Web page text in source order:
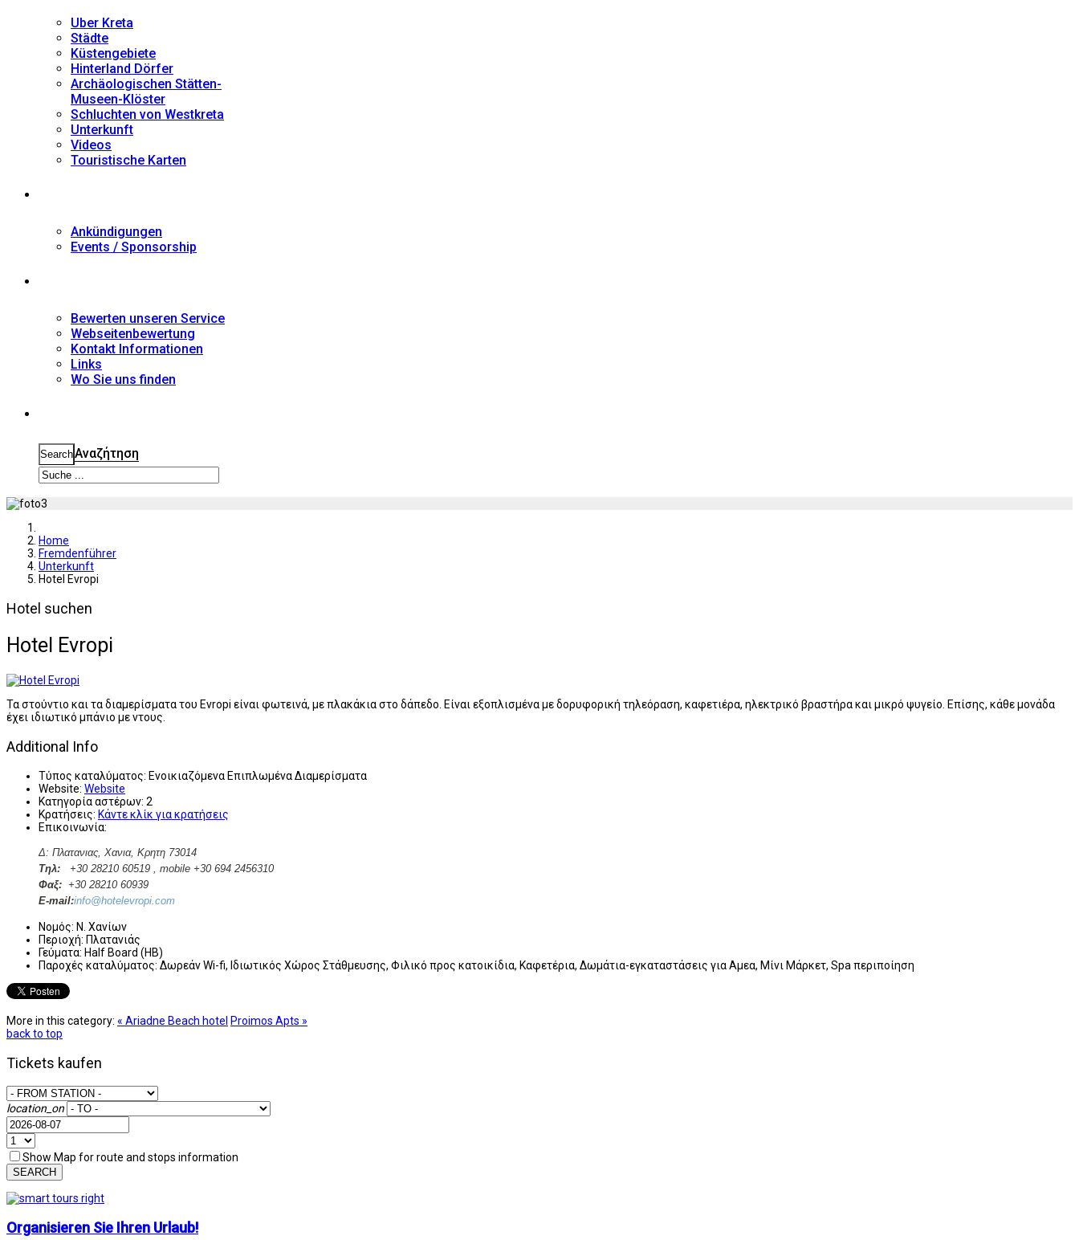
Uber Kreta
Städte
Küstengebiete
Hinterland Dörfer
Archäologischen Stätten-
Museen-Klöster
Schluchten von Westkreta
Unterkunft
Videos
Touristische Karten
Ankündigungen
Events / Sponsorship
Bewerten unseren Service
Webseitenbewertung
Kontakt Informationen
Links
Wo Sie uns finden
SearchΑναζήτηση
Home
Fremdenführer
Unterkunft
Hotel Evropi
Hotel suchen
Hotel Evropi
Τα στούντιο και τα διαμερίσματα του Evropi είναι φωτεινά, με πλακάκια στο δάπεδο. Είναι εξοπλισμένα με δορυφορική τηλεόραση, καφετιέρα, ηλεκτρικό βραστήρα και μικρό ψυγείο. Επίσης, κάθε μονάδα
έχει ιδιωτικό μπάνιο με ντους.
Additional Info
Τύπος καταλύματος: Ενοικιαζόμενα Επιπλωμένα Διαμερίσματα
Website: Website
Κατηγορία αστέρων: 2
Κρατήσεις: Κάντε κλίκ για κρατήσεις
Επικοινωνία:
Δ: Πλατανιας, Χανια, Κρητη 73014
Tηλ: +30 28210 60519 , mobile +30 694 2456310
Φαξ: +30 28210 60939
E-mail:info@hotelevropi.com
Νομός: Ν. Χανίων
Περιοχή: Πλατανιάς
Γεύματα: Half Board (HB)
Παροχές καταλύματος: Δωρεάν Wi-fi, Ιδιωτικός Χώρος Στάθμευσης, Φιλικό προς κατοικίδια, Καφετέρια, Δωμάτια-εγκαταστάσεις για Αμεα, Μίνι Μάρκετ, Spa περιποίηση
More in this category: « Ariadne Beach hotel Proimos Apts »
back to top
Tickets kaufen
location_on
Show Map for route and stops information
SEARCH
Organisieren Sie Ihren Urlaub!